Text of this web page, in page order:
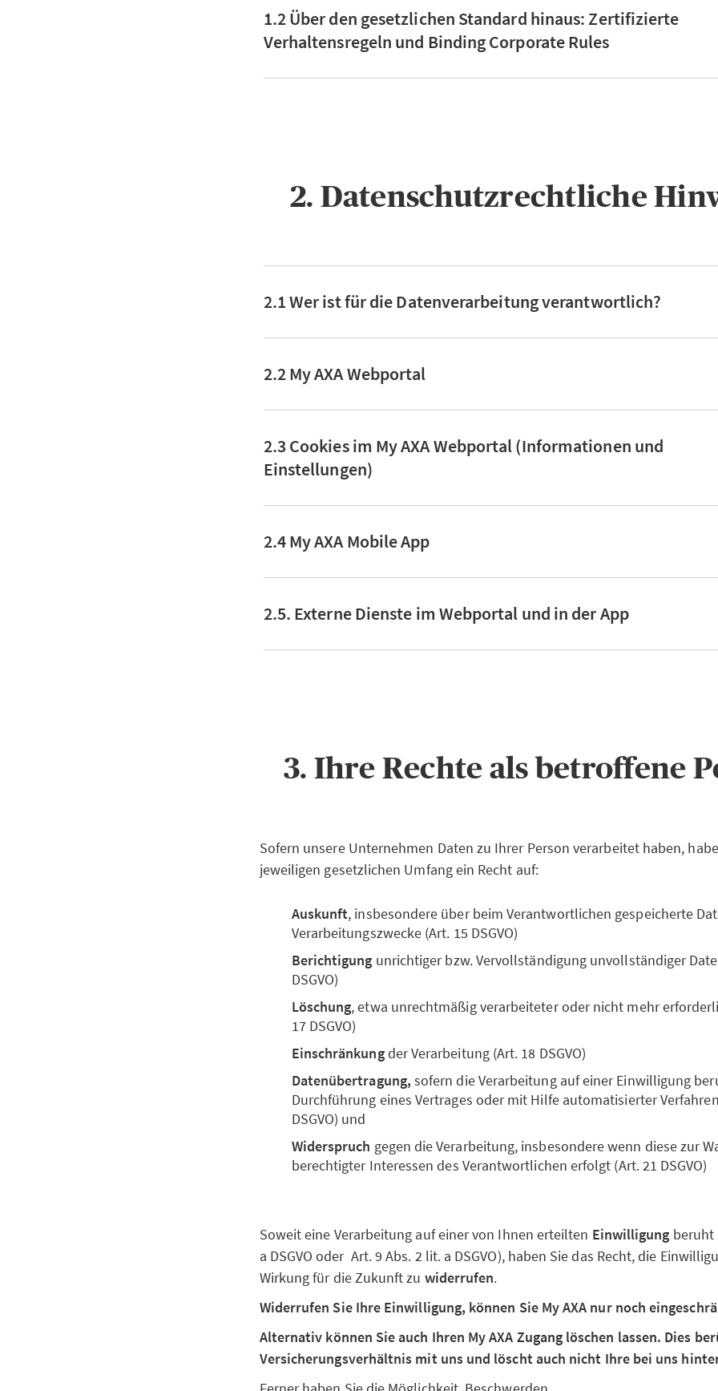
1.2 Über den gesetzlichen Standard hinaus: Zertifizierte
Verhaltensregeln und Binding Corporate Rules
2. Datenschutzrechtliche
2.1 Wer ist für die Datenverarbeitung verantwortlich?
2.2 My AXA Webportal
2.3 Cookies im My AXA Webportal (Informationen und
Einstellungen)
2.4 My AXA Mobile App
2.5. Externe Dienste im Webportal und in der App
3. Ihre Rechte als betroffene
Sofern unsere Unternehmen Daten zu Ihrer Person verarbeitet haben,
jeweiligen gesetzlichen Umfang ein Recht auf:
Auskunft, insbesondere über beim Verantwortlichen gespeicherte
Verarbeitungszwecke (Art. 15 DSGVO)
Berichtigung unrichtiger bzw. Vervollständigung unvollständiger
DSGVO)
Löschung, etwa unrechtmäßig verarbeiteter oder nicht mehr
17 DSGVO)
Einschränkungder Verarbeitung (Art. 18 DSGVO)
Datenübertragung, sofern die Verarbeitung auf einer Einwilligung
Durchführung eines Vertrages oder mit Hilfe automatisierter
DSGVO) und
Widerspruch gegen die Verarbeitung, insbesondere wenn diese zur
berechtigter Interessen des Verantwortlichen erfolgt (Art. 21 DSGVO)
Soweit eine Verarbeitung auf einer von Ihnen erteilten Einwilligung beruht
a DSGVO oder Art. 9 Abs. 2 lit. a DSGVO), haben Sie das Recht, die
Wirkung für die Zukunft zu widerrufen.
Widerrufen Sie Ihre Einwilligung, können Sie My AXA nur noch
Alternativ können Sie auch Ihren My AXA Zugang löschen lassen. Dies
Versicherungsverhältnis mit uns und löscht auch nicht Ihre bei uns